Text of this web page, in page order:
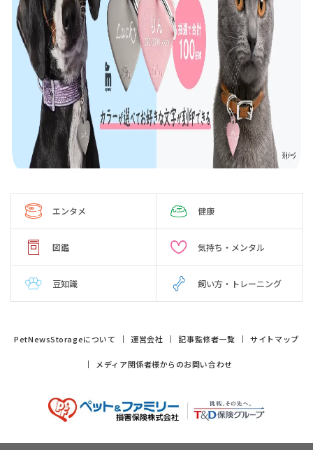
エンタメ 健康
図鑑 気持ち・メンタル
豆知識 飼い方・トレーニング
PetNewsStorageについて 運営会社 記事監修者一覧 サイトマップ
メディア関係者様からのお問い合わせ